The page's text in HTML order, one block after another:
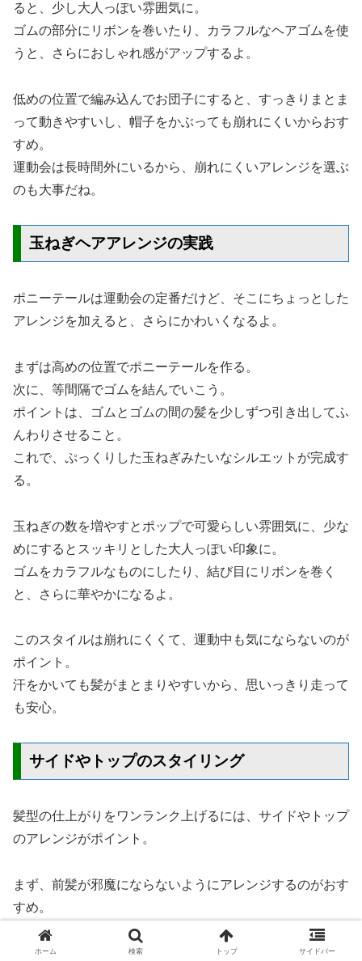
ると、少し大人っぽい雰囲気に。
ゴムの部分にリボンを巻いたり、カラフルなヘアゴムを使
うと、さらにおしゃれ感がアップするよ。
低めの位置で編み込んでお団子にすると、すっきりまとま
って動きやすいし、帽子をかぶっても崩れにくいからおす
すめ。
運動会は長時間外にいるから、崩れにくいアレンジを選ぶ
のも大事だね。
玉ねぎヘアアレンジの実践
ポニーテールは運動会の定番だけど、そこにちょっとした
アレンジを加えると、さらにかわいくなるよ。
まずは高めの位置でポニーテールを作る。
次に、等間隔でゴムを結んでいこう。
ポイントは、ゴムとゴムの間の髪を少しずつ引き出してふ
んわりさせること。
これで、ぷっくりした玉ねぎみたいなシルエットが完成す
る。
玉ねぎの数を増やすとポップで可愛らしい雰囲気に、少な
めにするとスッキリとした大人っぽい印象に。
ゴムをカラフルなものにしたり、結び目にリボンを巻く
と、さらに華やかになるよ。
このスタイルは崩れにくくて、運動中も気にならないのが
ポイント。
汗をかいても髪がまとまりやすいから、思いっきり走って
も安心。
サイドやトップのスタイリング
髪型の仕上がりをワンランク上げるには、サイドやトップ
のアレンジがポイント。
まず、前髪が邪魔にならないようにアレンジするのがおす
すめ。
たとえば、前髪をねじってピンで留めるだけで、顔まわり
がスッキリして元気な印象に。
ホーム 検索 トップ サイドバー